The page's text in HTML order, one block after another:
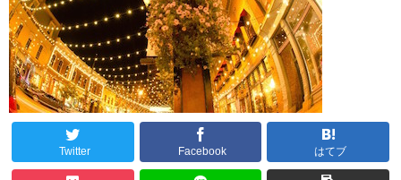
Twitter Facebook はてブ